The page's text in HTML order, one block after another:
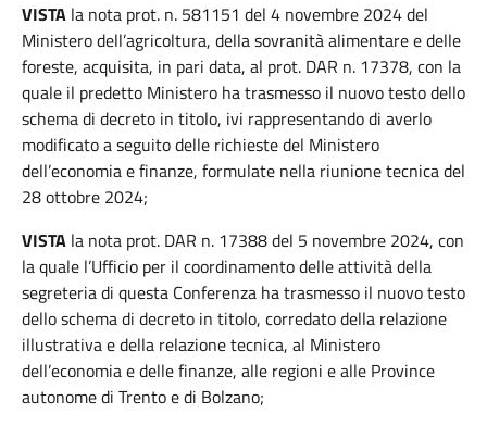
VISTA la nota prot. n. 581151 del 4 novembre 2024 del
Ministero dell’agricoltura, della sovranità alimentare e delle
foreste, acquisita, in pari data, al prot. DAR n. 17378, con la
quale il predetto Ministero ha trasmesso il nuovo testo dello
schema di decreto in titolo, ivi rappresentando di averlo
modificato a seguito delle richieste del Ministero
dell’economia e finanze, formulate nella riunione tecnica del
28 ottobre 2024;
VISTA la nota prot. DAR n. 17388 del 5 novembre 2024, con
la quale l’Ufficio per il coordinamento delle attività della
segreteria di questa Conferenza ha trasmesso il nuovo testo
dello schema di decreto in titolo, corredato della relazione
illustrativa e della relazione tecnica, al Ministero
dell’economia e delle finanze, alle regioni e alle Province
autonome di Trento e di Bolzano;